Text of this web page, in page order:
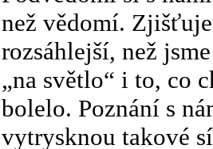
než vědomí.
rozsáhlejší, než
„na světlo“ i to, co
bolelo. Poznání s
vytrysknou takové